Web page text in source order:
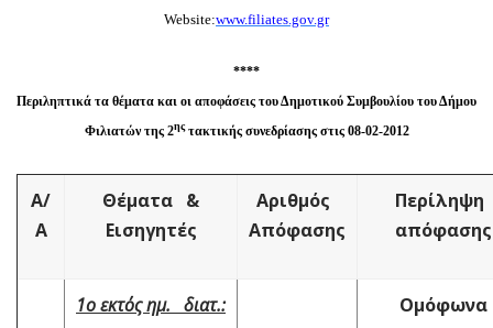
Website:www.filiates.gov.gr
****
Περιληπτικά τα θέματα και οι αποφάσεις του Δημοτικού Συμβουλίου του Δήμου
Φιλιατών της 2ηςτακτικής συνεδρίασης στις 08-02-2012
Α/
Α
Θέματα &
Εισηγητές
Αριθμός
Απόφασης
Περίληψη
απόφασης
1ο εκτός ημ. διατ.: Ομόφωνα